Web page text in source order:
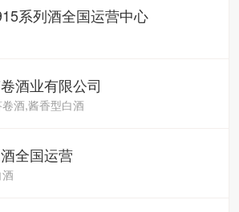
系列酒全国运营中心
酒业有限公司
酒,酱香型白酒
全国运营